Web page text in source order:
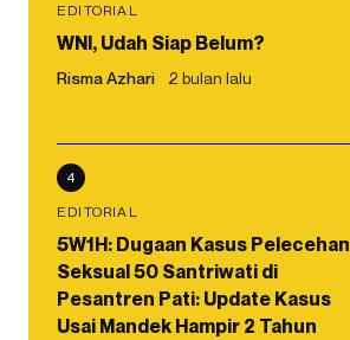
EDITORIAL
WNI, Udah Siap Belum?
Risma Azhari 2 bulan lalu
4
EDITORIAL
5W1H: Dugaan Kasus Pelecehan
Seksual 50 Santriwati di
Pesantren Pati: Update Kasus
Usai Mandek Hampir 2 Tahun